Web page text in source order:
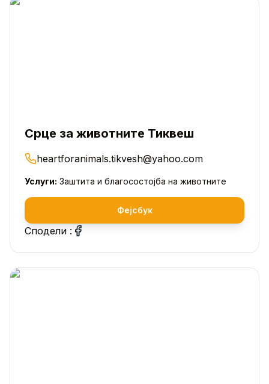
Срце за животните Тиквеш
heartforanimals.tikvesh@yahoo.com
Услуги: Заштита и благосостојба на животните
Фејсбук
Сподели :